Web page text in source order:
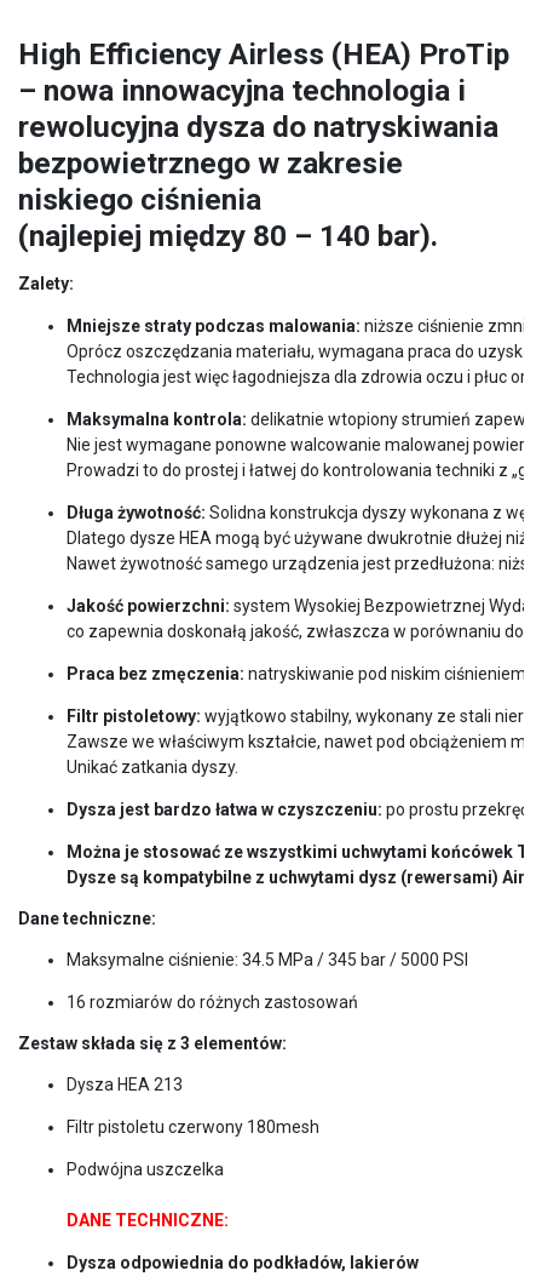
High Efficiency Airless (HEA) ProTip
– nowa innowacyjna technologia i
rewolucyjna dysza do natryskiwania
bezpowietrznego w zakresie
niskiego ciśnienia
(najlepiej między 80 – 140 bar).
Zalety:
Mniejsze straty podczas malowania: niższe ciśnienie
Oprócz oszczędzania materiału, wymagana praca do
Technologia jest więc łagodniejsza dla zdrowia oczu i płuc
Maksymalna kontrola: delikatnie wtopiony strumień
Nie jest wymagane ponowne walcowanie malowanej
Prowadzi to do prostej i łatwej do kontrolowania techniki z
Długa żywotność: Solidna konstrukcja dyszy wykonana z
Dlatego dysze HEA mogą być używane dwukrotnie dłużej
Nawet żywotność samego urządzenia jest przedłużona:
Jakość powierzchni: system Wysokiej Bezpowietrznej
co zapewnia doskonałą jakość, zwłaszcza w porównaniu do
Praca bez zmęczenia: natryskiwanie pod niskim ciśnieniem
Filtr pistoletowy: wyjątkowo stabilny, wykonany ze stali
Zawsze we właściwym kształcie, nawet pod obciążeniem
Unikać zatkania dyszy.
Dysza jest bardzo łatwa w czyszczeniu: po prostu przekręć i
Można je stosować ze wszystkimi uchwytami końcówek
Dane techniczne:
Maksymalne ciśnienie: 34.5 MPa / 345 bar / 5000 PSI
16 rozmiarów do różnych zastosowań
Zestaw składa się z 3 elementów:
Dysza HEA 213
Filtr pistoletu czerwony 180mesh
Podwójna uszczelka
DANE TECHNICZNE:
Dysza odpowiednia do podkładów, lakierów